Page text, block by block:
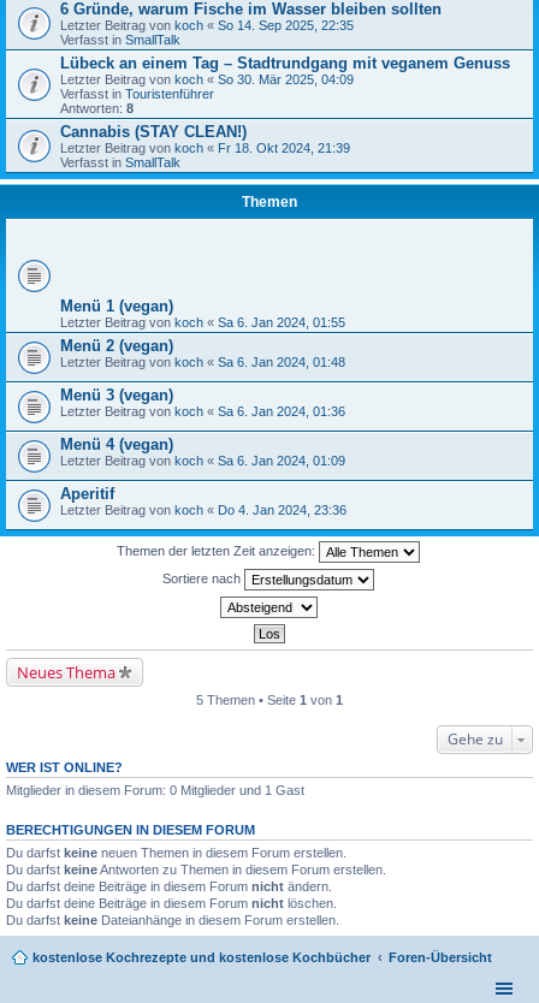
6 Gründe, warum Fische im Wasser bleiben sollten
Letzter Beitrag von koch « So 14. Sep 2025, 22:35
Verfasst in SmallTalk
Lübeck an einem Tag – Stadtrundgang mit veganem Genuss
Letzter Beitrag von koch « So 30. Mär 2025, 04:09
Verfasst in Touristenführer
Antworten: 8
Cannabis (STAY CLEAN!)
Letzter Beitrag von koch « Fr 18. Okt 2024, 21:39
Verfasst in SmallTalk
Themen
Menü 1 (vegan)
Letzter Beitrag von koch « Sa 6. Jan 2024, 01:55
Menü 2 (vegan)
Letzter Beitrag von koch « Sa 6. Jan 2024, 01:48
Menü 3 (vegan)
Letzter Beitrag von koch « Sa 6. Jan 2024, 01:36
Menü 4 (vegan)
Letzter Beitrag von koch « Sa 6. Jan 2024, 01:09
Aperitif
Letzter Beitrag von koch « Do 4. Jan 2024, 23:36
Themen der letzten Zeit anzeigen:
Sortiere nach
Neues Thema
5 Themen • Seite 1 von 1
Gehe zu
WER IST ONLINE?
Mitglieder in diesem Forum: 0 Mitglieder und 1 Gast
BERECHTIGUNGEN IN DIESEM FORUM
Du darfst keine neuen Themen in diesem Forum erstellen.
Du darfst keineAntworten zu Themen in diesem Forum erstellen.
Du darfst deine Beiträge in diesem Forum nicht ändern.
Du darfst deine Beiträge in diesem Forum nicht löschen.
Du darfst keine Dateianhänge in diesem Forum erstellen.
kostenlose Kochrezepte und kostenlose Kochbücher Foren-Übersicht